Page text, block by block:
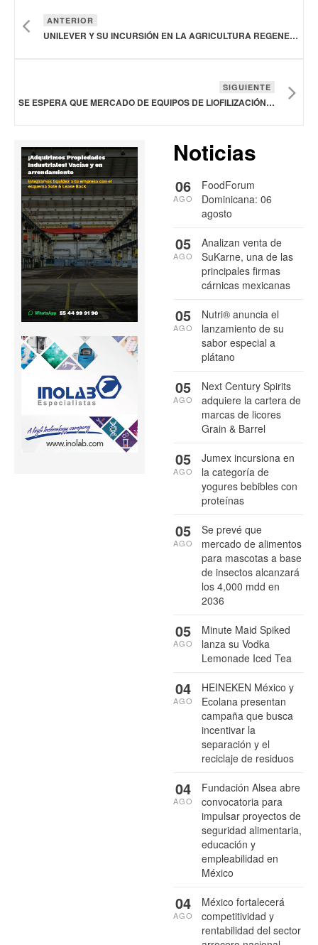
ANTERIOR
UNILEVER Y SU INCURSIÓN EN LA AGRICULTURA REGENERATIVA
SIGUIENTE
SE ESPERA QUE MERCADO DE EQUIPOS DE LIOFILIZACIÓN AUMENTE A 8,400 MDD EN 2032
Noticias
FoodForum
Dominicana: 06
agosto
06
AGO
Analizan venta de
SuKarne, una de las
principales firmas
cárnicas mexicanas
05
AGO
Nutri® anuncia el
lanzamiento de su
sabor especial a
plátano
05
AGO
Next Century Spirits
adquiere la cartera de
marcas de licores
Grain & Barrel
05
AGO
Jumex incursiona en
la categoría de
yogures bebibles con
proteínas
05
AGO
Se prevé que
mercado de alimentos
para mascotas a base
de insectos alcanzará
los 4,000 mdd en
2036
05
AGO
Minute Maid Spiked
lanza su Vodka
Lemonade Iced Tea
05
AGO
HEINEKEN México y
Ecolana presentan
campaña que busca
incentivar la
separación y el
reciclaje de residuos
04
AGO
Fundación Alsea abre
convocatoria para
impulsar proyectos de
seguridad alimentaria,
educación y
empleabilidad en
México
04
AGO
México fortalecerá
competitividad y
rentabilidad del sector
04
AGO